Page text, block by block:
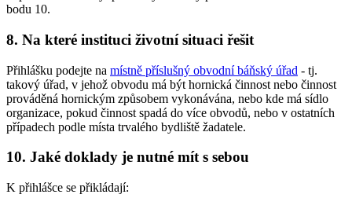
bodu 10.
8. Na které instituci životní situaci řešit
Přihlášku podejte na místně příslušný obvodní báňský úřad - tj.
takový úřad, v jehož obvodu má být hornická činnost nebo činnost
prováděná hornickým způsobem vykonávána, nebo kde má sídlo
organizace, pokud činnost spadá do více obvodů, nebo v ostatních
případech podle místa trvalého bydliště žadatele.
10. Jaké doklady je nutné mít s sebou
K přihlášce se přikládají: